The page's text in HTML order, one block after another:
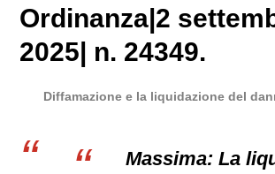
Ordinanza|2
2025| n. 24349.
Diffamazione e la liquidazione del
Massima: La